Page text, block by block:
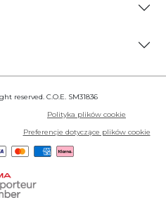
reserved. C.O.E. SM31836
Polityka plików cookie
Preferencje dotyczące plików cookie